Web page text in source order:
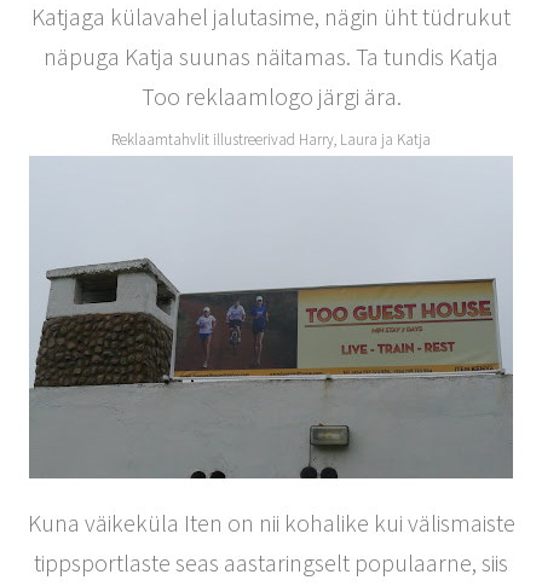
Katjaga külavahel jalutasime, nägin üht tüdrukut
näpuga Katja suunas näitamas. Ta tundis Katja
Too reklaamlogo järgi ära.
Reklaamtahvlit illustreerivad Harry, Laura ja Katja
Kuna väikeküla Iten on nii kohalike kui välismaiste
tippsportlaste seas aastaringselt populaarne, siis